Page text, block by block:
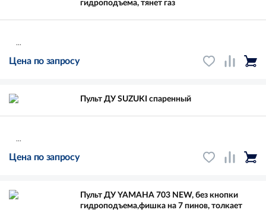
гидроподъема, тянет газ
...
Цена по запросу
Пульт ДУ SUZUKI спаренный
...
Цена по запросу
Пульт ДУ YAMAHA 703 NEW, без кнопки
гидроподъема,фишка на 7 пинов, толкает